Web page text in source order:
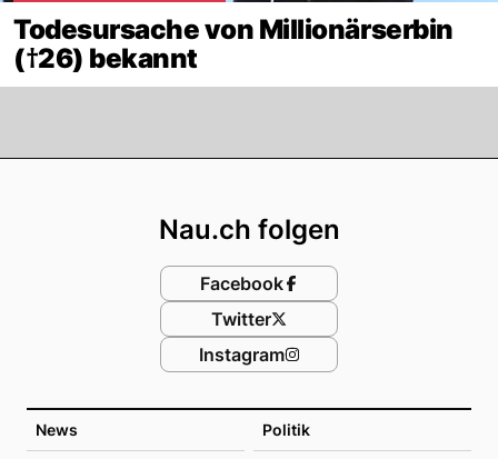
Todesursache von Millionärserbin
(†26) bekannt
News Politik
Nau.ch folgen
Facebook
Twitter
Instagram